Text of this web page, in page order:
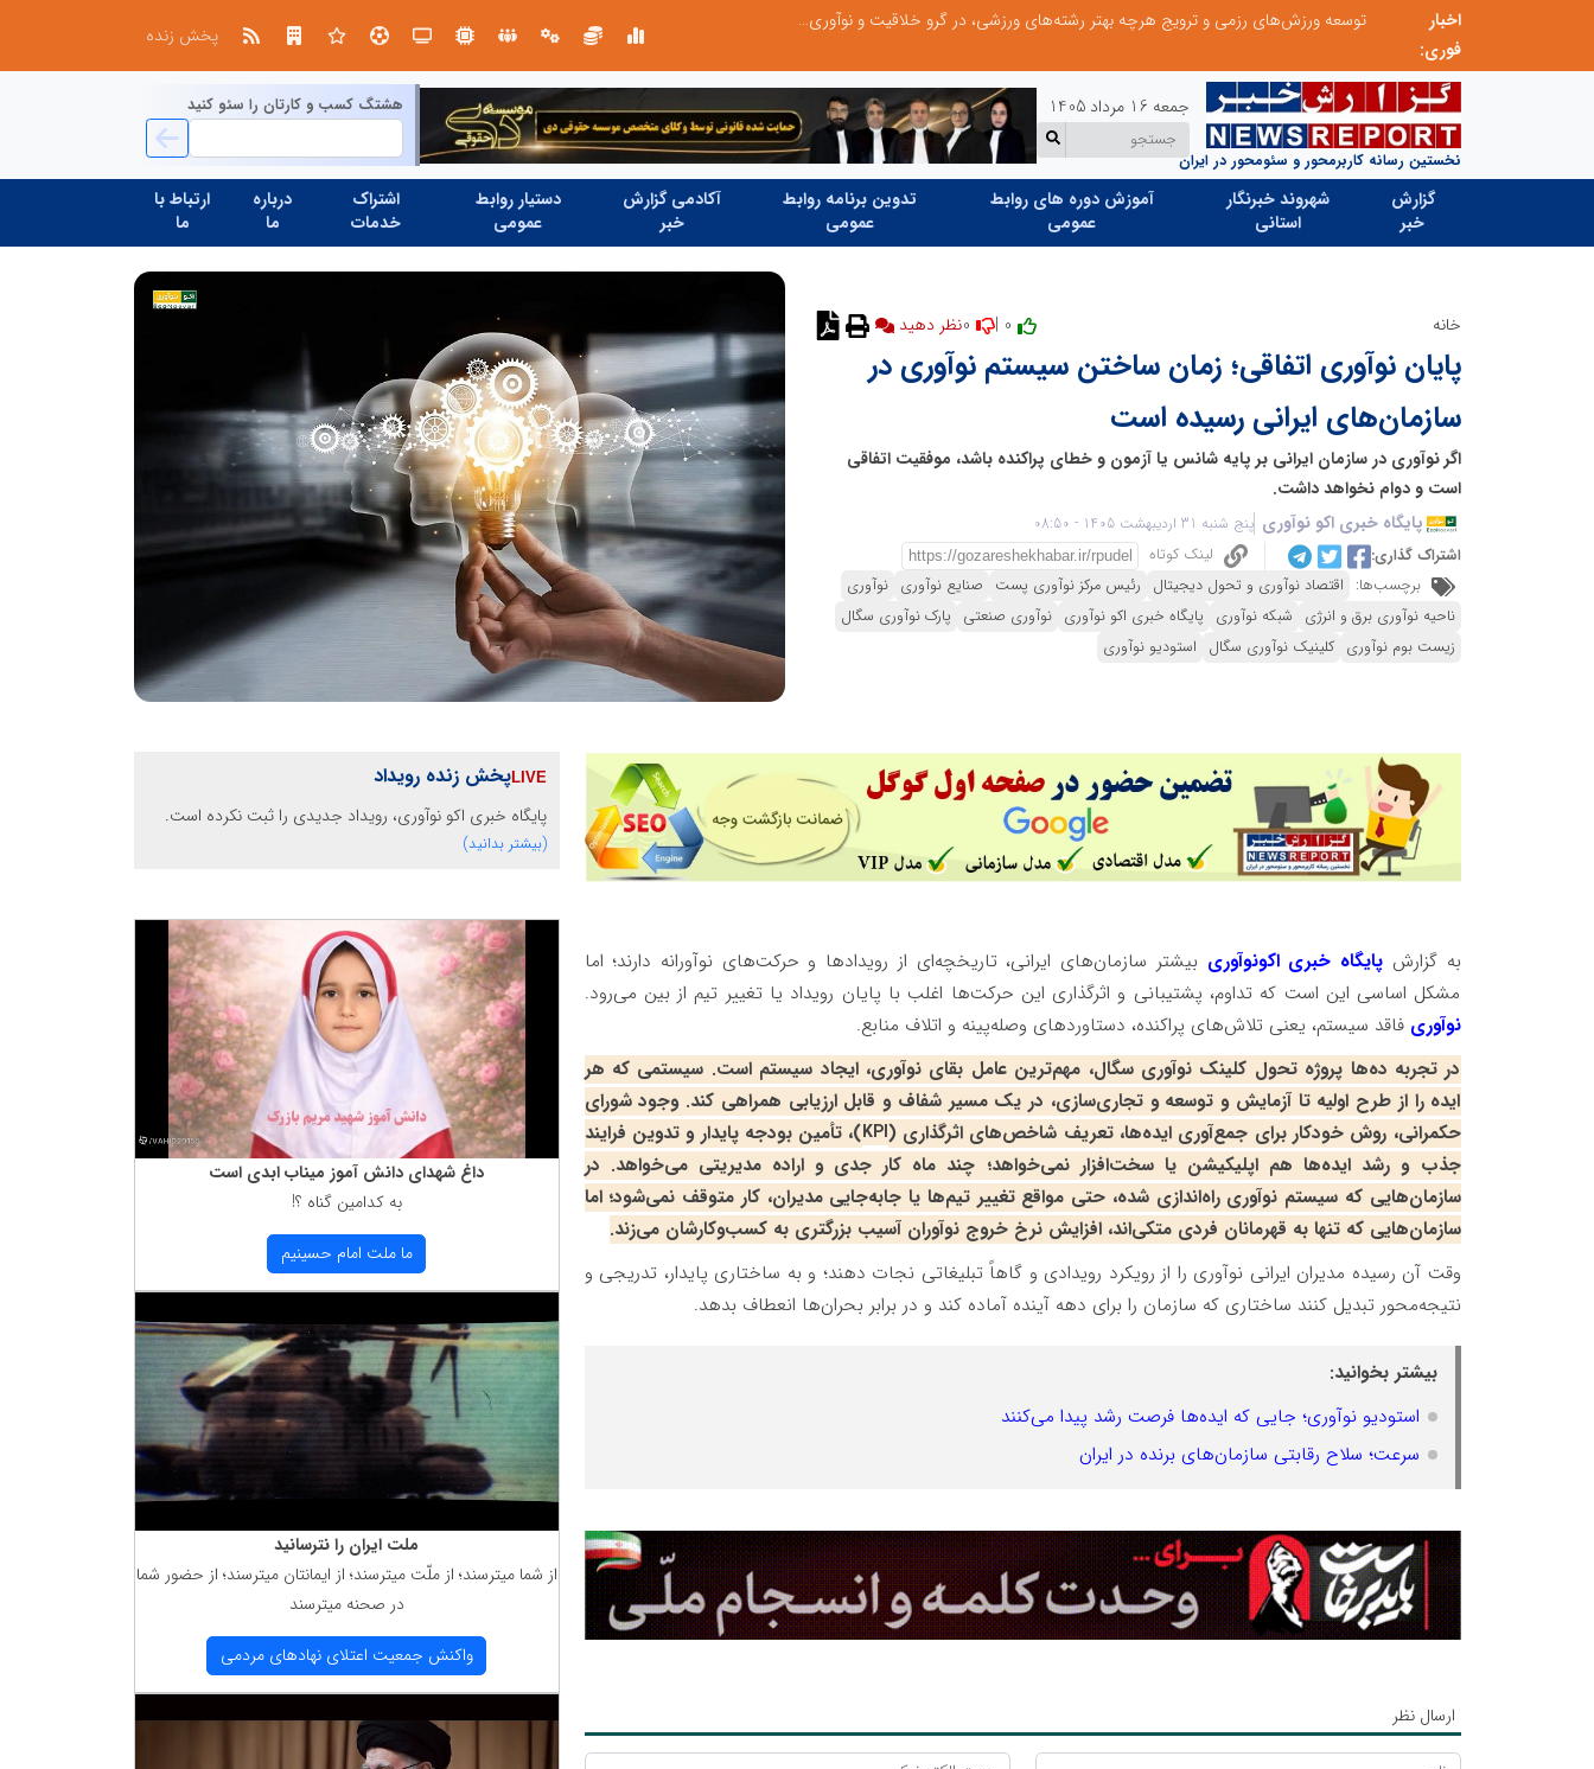
اخبار
فوری:
توسعه ورزش‌های رزمی و ترویج هرچه بهتر رشته‌های ورزشی، در گرو خلاقیت و نوآوری است
پخش زنده
نخستین رسانه کاربرمحور و سئومحور در ایران
جمعه 16 مرداد 1405 هشتگ کسب و کارتان را سئو کنید
گزارش
خبر
شهروند خبرنگار
استانی
آموزش دوره های روابط
عمومی
تدوین برنامه روابط
عمومی
آکادمی گزارش
خبر
دستیار روابط
عمومی
اشتراک
خدمات
درباره
ما
ارتباط با
ما
خانه نظر دهید
پایان نوآوری اتفاقی؛ زمان ساختن سیستم نوآوری در
سازمان‌های ایرانی رسیده است
اگر نوآوری در سازمان ایرانی بر پایه شانس یا آزمون و خطای پراکنده باشد، موفقیت اتفاقی
است و دوام نخواهد داشت.
پایگاه خبری اکو نوآوری پنج شنبه 31 اردیبهشت 1405 - 08:50
اشتراک گذاری:
لینک کوتاه
برچسب‌ها: اقتصاد نوآوری و تحول دیجیتال رئیس مرکز نوآوری پست صنایع نوآوری نوآوری
ناحیه نوآوری برق و انرژی شبکه نوآوری پایگاه خبری اکو نوآوری نوآوری صنعتی پارک نوآوری سگال
زیست بوم نوآوری کلینیک نوآوری سگال استودیو نوآوری
به گزارش پایگاه خبری اکونوآوری بیشتر سازمان‌های ایرانی، تاریخچه‌ای از رویدادها و حرکت‌های نوآورانه دارند؛ اما
مشکل اساسی این است که تداوم، پشتیبانی و اثرگذاری این حرکت‌ها اغلب با پایان رویداد یا تغییر تیم از بین می‌رود.
نوآوری فاقد سیستم، یعنی تلاش‌های پراکنده، دستاوردهای وصله‌پینه و اتلاف منابع.
در تجربه ده‌ها پروژه تحول کلینک نوآوری سگال، مهم‌ترین عامل بقای نوآوری، ایجاد سیستم است. سیستمی که هر
ایده را از طرح اولیه تا آزمایش و توسعه و تجاری‌سازی، در یک مسیر شفاف و قابل ارزیابی همراهی کند. وجود شورای
حکمرانی، روش خودکار برای جمع‌آوری ایده‌ها، تعریف شاخص‌های اثرگذاری (KPI)، تأمین بودجه پایدار و تدوین فرایند
جذب و رشد ایده‌ها هم اپلیکیشن یا سخت‌افزار نمی‌خواهد؛ چند ماه کار جدی و اراده مدیریتی می‌خواهد. در
سازمان‌هایی که سیستم نوآوری راه‌اندازی شده، حتی مواقع تغییر تیم‌ها یا جابه‌جایی مدیران، کار متوقف نمی‌شود؛ اما
سازمان‌هایی که تنها به قهرمانان فردی متکی‌اند، افزایش نرخ خروج نوآوران آسیب بزرگتری به کسب‌وکارشان می‌زند.
وقت آن رسیده مدیران ایرانی نوآوری را از رویکرد رویدادی و گاهاً تبلیغاتی نجات دهند؛ و به ساختاری پایدار، تدریجی و
نتیجه‌محور تبدیل کنند ساختاری که سازمان را برای دهه آینده آماده کند و در برابر بحران‌ها انعطاف بدهد.
بیشتر بخوانید:
استودیو نوآوری؛ جایی که ایده‌ها فرصت رشد پیدا می‌کنند
سرعت؛ سلاح رقابتی سازمان‌های برنده در ایران
ارسال نظر
پخش زنده رویداد
پایگاه خبری اکو نوآوری، رویداد جدیدی را ثبت نکرده است.
(بیشتر بدانید)
داغ شهدای دانش آموز میناب ابدی است
به كدامین گناه ؟!
ما ملت امام حسینیم
ملت ایران را نترسانید
از شما میترسند؛ از ملّت میترسند؛ از ایمانتان میترسند؛ از حضور شما
در صحنه میترسند
واكنش جمعیت اعتلای نهادهای مردمی